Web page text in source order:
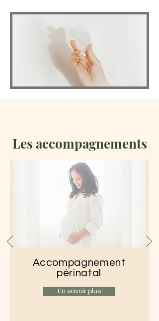
Les accompagnements
Accompagnement
périnatal
En savoir plus